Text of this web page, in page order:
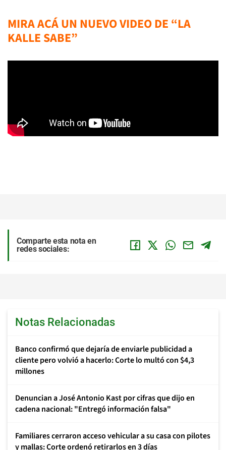
MIRA ACÁ UN NUEVO VIDEO DE “LA
KALLE SABE”
Comparte esta nota en
redes sociales:
Notas Relacionadas
Banco confirmó que dejaría de enviarle publicidad a
cliente pero volvió a hacerlo: Corte lo multó con $4,3
millones
Denuncian a José Antonio Kast por cifras que dijo en
cadena nacional: "Entregó información falsa"
Familiares cerraron acceso vehicular a su casa con pilotes
y mallas: Corte ordenó retirarlos en 3 días